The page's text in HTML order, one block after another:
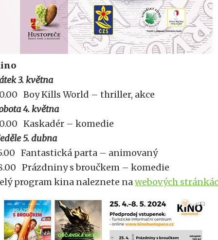
3. května
Boy Kills World – thriller, akce
4. května
Kaskadér – komedie
5. dubna
Fantastická parta – animovaný
Prázdniny s broučkem – komedie
program kina naleznete nawebových